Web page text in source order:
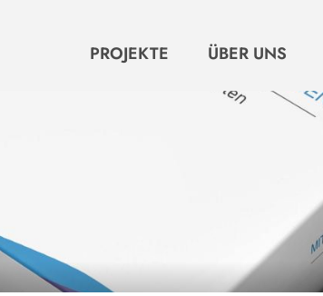
PROJEKTE ÜBER UNS